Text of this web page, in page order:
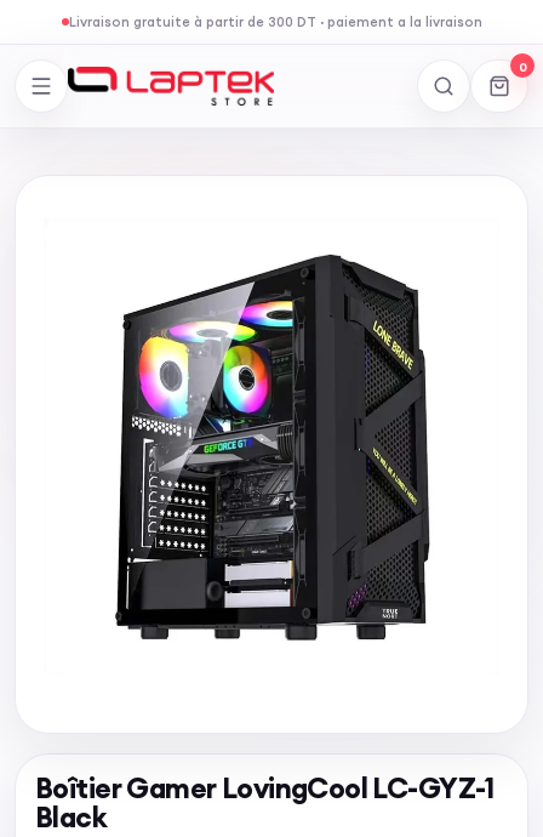
Livraison gratuite à partir de 300 DT ·paiement a la livraison
0
Boîtier Gamer LovingCool LC-GYZ-1
Black